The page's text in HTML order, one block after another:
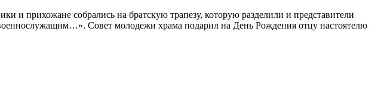
прихожане собрались на братскую трапезу, которую разделили и представители
Совет молодежи храма подарил на День Рождения отцу настоятелю